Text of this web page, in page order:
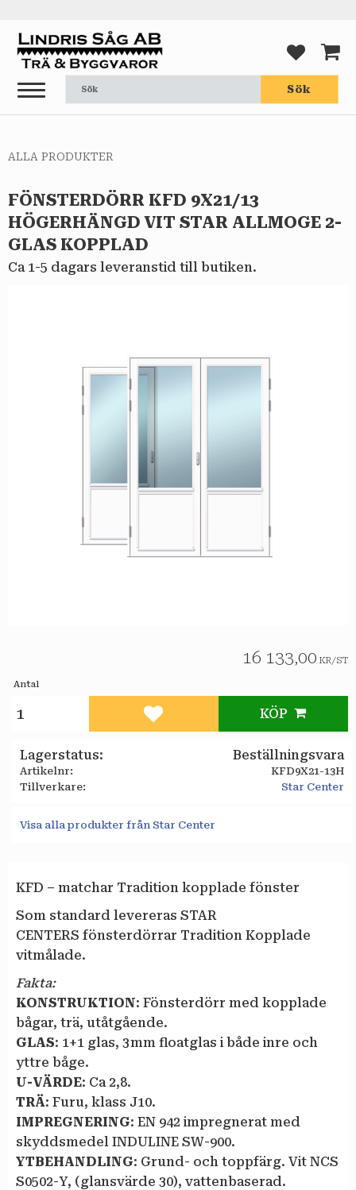
Meny
Sök
ALLA PRODUKTER
FÖNSTERDÖRR KFD 9X21/13
HÖGERHÄNGD VIT STAR ALLMOGE 2-
GLAS KOPPLAD
Ca 1-5 dagars leveranstid till butiken.
16 133,00 KR/ST
Antal
KÖP
Lägg till i favoriter
Lagerstatus Beställningsvara
Artikelnr
KFD9X21-13H
Tillverkare
Star Center
Visa alla produkter från Star Center
KFD – matchar Tradition kopplade fönster
Som standard levereras STAR
CENTERS fönsterdörrar Tradition Kopplade
vitmålade.
Fakta:
KONSTRUKTION: Fönsterdörr med kopplade
bågar, trä, utåtgående.
GLAS: 1+1 glas, 3 mm floatglas i både inre och
yttre båge.
U-VÄRDE: Ca 2,8.
TRÄ: Furu, klass J10.
IMPREGNERING: EN 942 impregnerat med
skyddsmedel INDULINE SW-900.
YTBEHANDLING: Grund- och toppfärg. Vit NCS
S0502-Y, (glansvärde 30), vattenbaserad.